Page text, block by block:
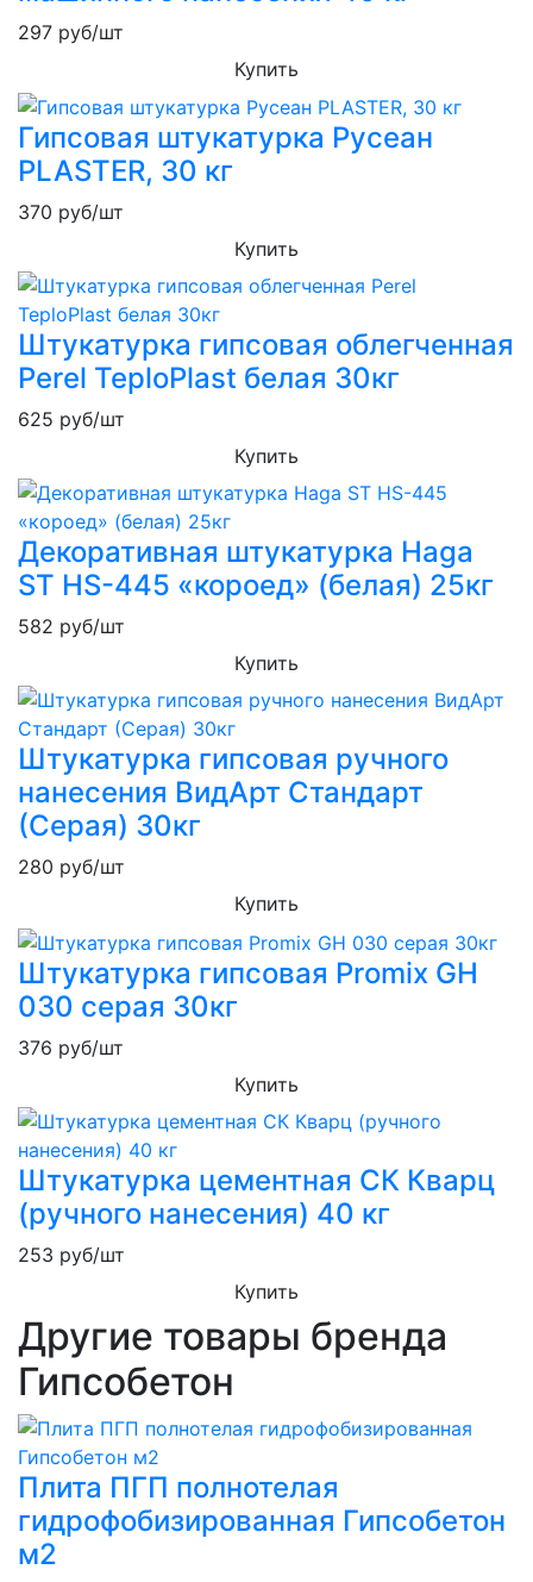
297 руб/шт
Купить
Гипсовая штукатурка Русеан
PLASTER, 30 кг
370 руб/шт
Купить
Штукатурка гипсовая облегченная
Perel TeploPlast белая 30кг
625 руб/шт
Купить
Декоративная штукатурка Haga
ST HS-445 «короед» (белая) 25кг
582 руб/шт
Купить
Штукатурка гипсовая ручного
нанесения ВидАрт Стандарт
(Серая) 30кг
280 руб/шт
Купить
Штукатурка гипсовая Promix GH
030 серая 30кг
376 руб/шт
Купить
Штукатурка цементная СК Кварц
(ручного нанесения) 40 кг
253 руб/шт
Купить
Другие товары бренда
Гипсобетон
Плита ПГП полнотелая
гидрофобизированная Гипсобетон
м2